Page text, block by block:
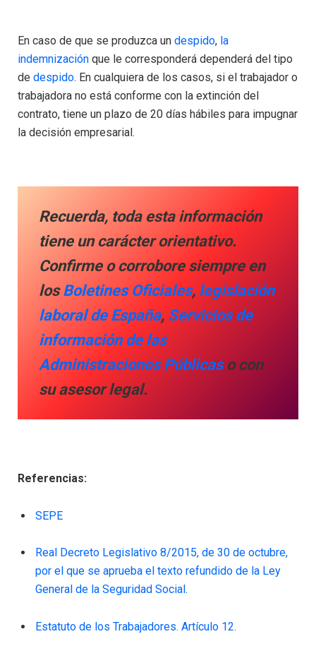
En caso de que se produzca un despido, la
indemnización que le corresponderá dependerá del tipo
de despido. En cualquiera de los casos, si el trabajador o
trabajadora no está conforme con la extinción del
contrato, tiene un plazo de 20 días hábiles para impugnar
la decisión empresarial.
Recuerda, toda esta información
tiene un carácter orientativo.
Confirme o corrobore siempre en
losBoletines Oficiales, legislación
laboral de España, Servicios de
información de las
Administraciones Públicaso con
su asesor legal.
Referencias:
SEPE
Real Decreto Legislativo 8/2015, de 30 de octubre,
por el que se aprueba el texto refundido de la Ley
General de la Seguridad Social.
Estatuto de los Trabajadores. Artículo 12.